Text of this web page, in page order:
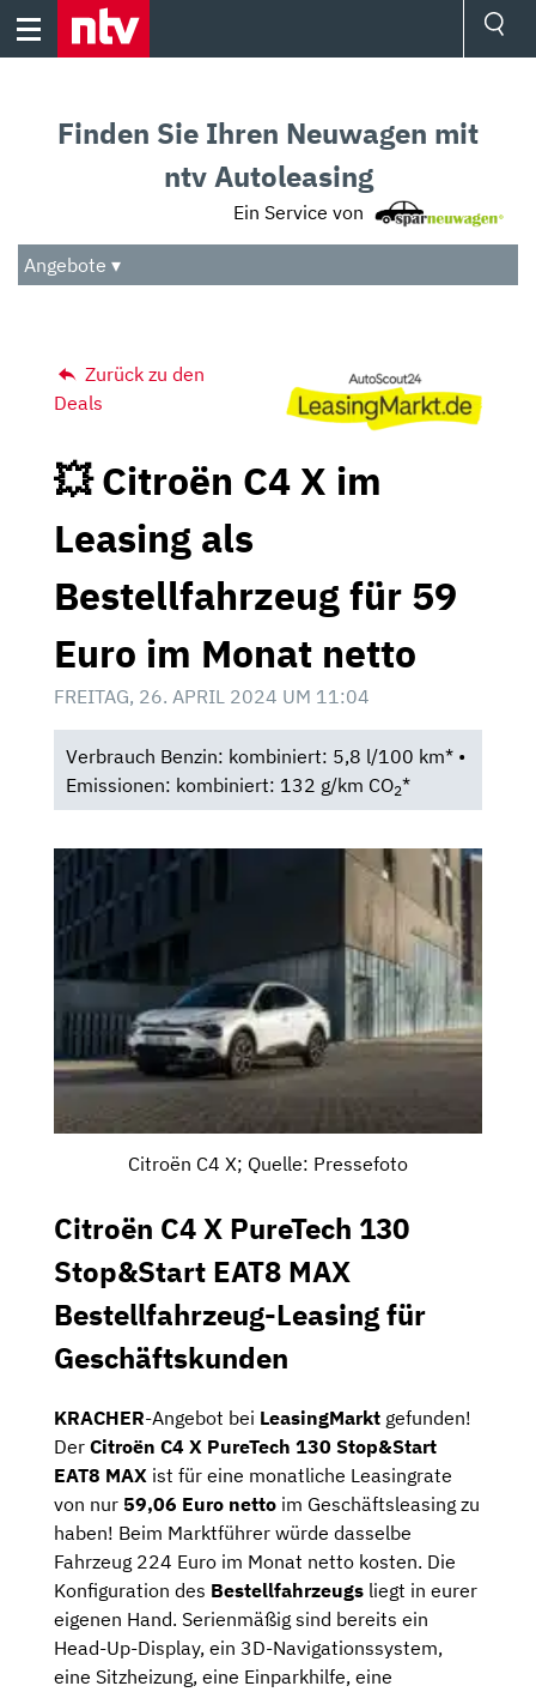
Skip
Audio
Das Beste
Finden Sie Ihren Neuwagen mit
ntv Autoleasing
Ein Service von
Angebote ▾
Zurück zu den
Deals
💥 Citroën C4 X im
Leasing als
Bestellfahrzeug für 59
Euro im Monat netto
FREITAG, 26. APRIL 2024 UM 11:04
Verbrauch Benzin: kombiniert: 5,8 l/100 km* •
Emissionen: kombiniert: 132 g/km CO2*
Citroën C4 X; Quelle: Pressefoto
Citroën C4 X PureTech 130
Stop&Start EAT8 MAX
Bestellfahrzeug-Leasing für
Geschäftskunden
KRACHER-Angebot bei LeasingMarkt gefunden!
Der Citroën C4 X PureTech 130 Stop&Start
EAT8 MAX ist für eine monatliche Leasingrate
von nur 59,06 Euro netto im Geschäftsleasing zu
haben! Beim Marktführer würde dasselbe
Fahrzeug 224 Euro im Monat netto kosten. Die
Konfiguration des Bestellfahrzeugs liegt in eurer
eigenen Hand. Serienmäßig sind bereits ein
Head-Up-Display, ein 3D-Navigationssystem,
eine Sitzheizung, eine Einparkhilfe, eine